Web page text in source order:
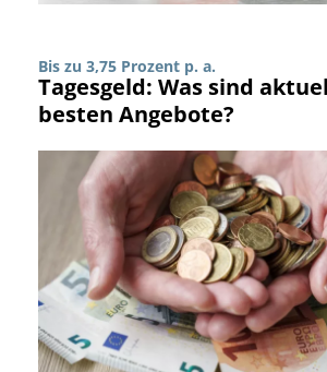
Bis zu 3,75 Prozent p. a.
Tagesgeld: Was sind
besten Angebote?